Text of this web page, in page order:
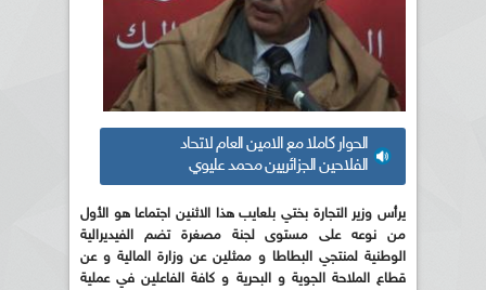
الحوار كاملا مع الامين العام لاتحاد
الفلاحين الجزائريين محمد عليوي
يرأس وزير التجارة بختي بلعايب هذا الاثنين اجتماعا هو الأول
من نوعه على مستوى لجنة مصغرة تضم الفيديرالية
الوطنية لمنتجي البطاطا و ممثلين عن وزارة المالية و عن
قطاع الملاحة الجوية و البحرية و كافة الفاعلين في عملية